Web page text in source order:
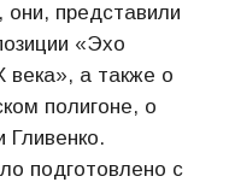
они, представили
«Эхо
века», а также о
полигоне, о
Гливенко.
подготовлено с